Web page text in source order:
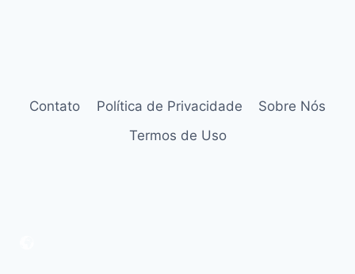
Contato Política de Privacidade
Sobre Nós
Termos de Uso